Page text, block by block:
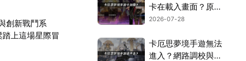
創新戰鬥系
上這場星際冒
卡在載入畫面？原因
解析與快速解決撇
2026-07-28
卡厄思夢境手遊無法
進入？網路調校與環